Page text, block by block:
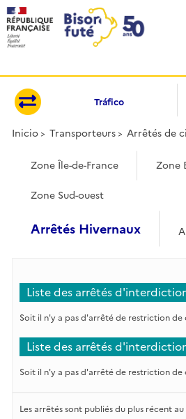
Tráfico
Inicio Transporteurs Arrêtés de
Zone Île-de-France Zone
Zone Sud-ouest
Arrêtés Hivernaux
Liste des arrêtés
Soit il n'y a pas d'arrêté de restriction de
Liste des arrêtés
Soit il n'y a pas d'arrêté de restriction de
Les arrêtés sont publiés du plus récent au
Panel de gestión de cookies